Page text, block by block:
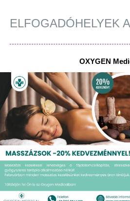
ELFOGADÓHELYEK
OXYGEN